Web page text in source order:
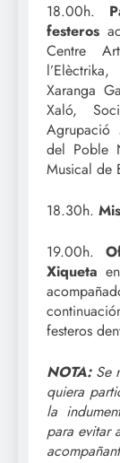
18.00h.
festeros
Centre
Xaranga
Xaló,
Agrupació
del Poble
Musical de
18.30h.
19.00h.
Xiqueta
festeros
NOTA:Se
quiera
la
para evitar